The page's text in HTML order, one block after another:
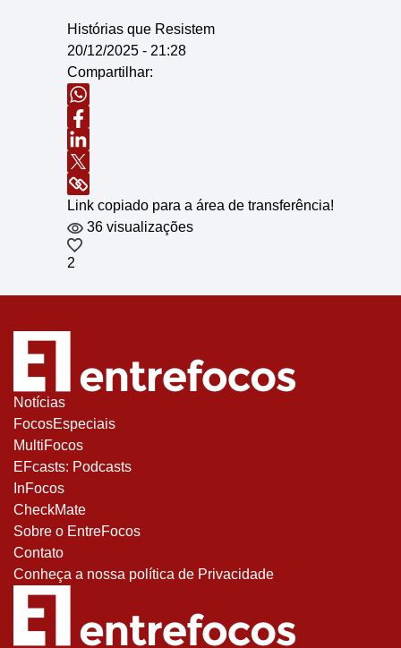
Histórias que Resistem
20/12/2025 - 21:28
Compartilhar:
Link copiado para a área de transferência!
36 visualizações
2
Notícias
FocosEspeciais
MultiFocos
EFcasts: Podcasts
InFocos
CheckMate
Sobre o EntreFocos
Contato
Conheça a nossa política de Privacidade